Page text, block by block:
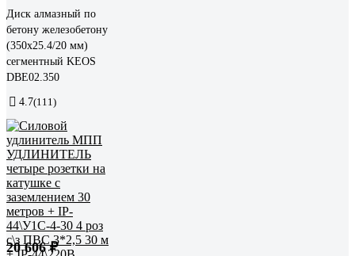
Диск алмазный по
бетону железобетону
(350х25.4/20 мм)
сегментный KEOS
DBE02.350
4.7(111)
20 606 ₽